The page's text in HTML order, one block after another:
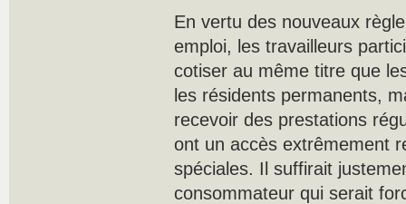
En vertu des nouveaux
emploi, les travailleurs
cotiser au même titre que
les résidents permanents,
recevoir des prestations
ont un accès extrêmement
spéciales. Il suffirait
consommateur qui serait